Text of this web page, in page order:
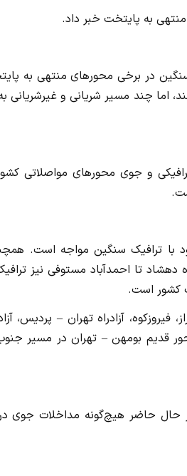
به پایتخت خبر داد.
در برخی محورهای منتهی به
اما چند مسیر شریانی و
و جوی محورهای مواصلاتی
ترافیک سنگین مواجه است.
تا احمدآباد مستوفی نیز
کشور است.
آزادراه تهران – پردیس،
بومهن – تهران در مسیر جنوب
حاضر هیچ‌گونه مداخلات جوی